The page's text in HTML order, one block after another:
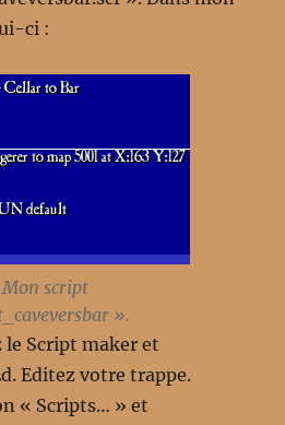
ci :
script
».
Script maker et
Editez votre trappe.
« Scripts… » et